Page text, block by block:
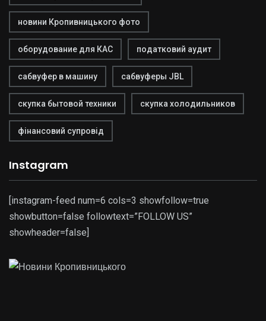
новини Кропивницького фото
оборудование для КАС податковий аудит
сабвуфер в машину сабвуферы JBL
скупка бытовой техники скупка холодильников
фінансовий супровід
Instagram
[instagram-feed num=6 cols=3 showfollow=true
showbutton=false followtext=”FOLLOW US”
showheader=false]